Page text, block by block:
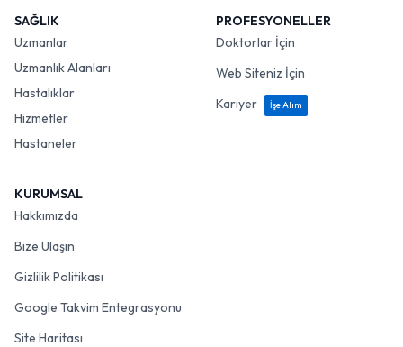
SAĞLIK
Uzmanlar
Uzmanlık Alanları
Hastalıklar
Hizmetler
Hastaneler
PROFESYONELLER
Doktorlar İçin
Web Siteniz İçin
Kariyer
İşe Alım
KURUMSAL
Hakkımızda
Bize Ulaşın
Gizlilik Politikası
Google Takvim Entegrasyonu
Site Haritası